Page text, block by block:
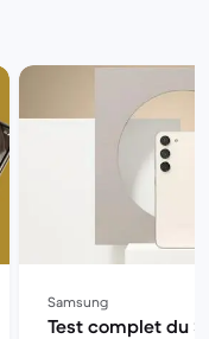
Samsung
Test complet du